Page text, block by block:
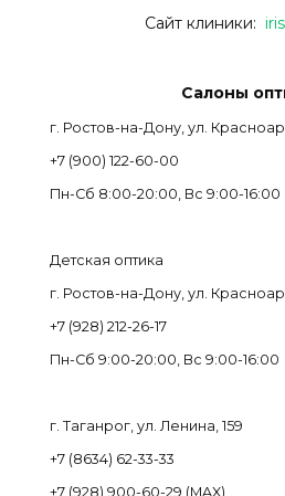
Сайт клиники:
Салоны
г. Ростов-на-Дону, ул.
+7 (900) 122-60-00
Пн-Cб 8:00-20:00, Вс 9:00-16:00
Детская оптика
г. Ростов-на-Дону, ул.
+7 (928) 212-26-17
Пн-Cб 9:00-20:00, Вс 9:00-16:00
г. Таганрог, ул. Ленина, 159
+7 (8634) 62-33-33
+7 (928) 900-60-29 (MAX)